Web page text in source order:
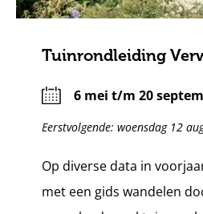
Tuinrondleiding
6 mei t/m 20
Eerstvolgende: woensdag 12
Op diverse data in
met een gids wandelen